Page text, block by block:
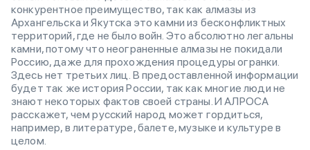
конкурентное преимущество, так как алмазы из
Архангельска и Якутска это камни из бесконфликтных
территорий, где не было войн. Это абсолютно легальны
камни, потому что неограненные алмазы не покидали
Россию, даже для прохождения процедуры огранки.
Здесь нет третьих лиц. В предоставленной информации
будет так же история России, так как многие люди не
знают некоторых фактов своей страны. И АЛРОСА
расскажет, чем русский народ может гордиться,
например, в литературе, балете, музыке и культуре в
целом.